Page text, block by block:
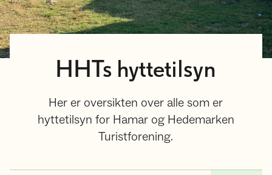
HHTs hyttetilsyn
Her er oversikten over alle som er
hyttetilsyn for Hamar og Hedemarken
Turistforening.